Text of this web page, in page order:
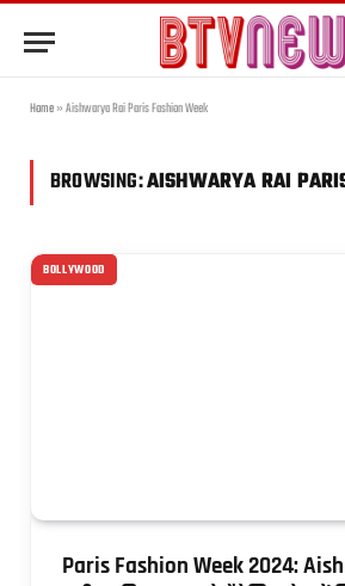
Home»Aishwarya Rai Paris Fashion Week
BROWSING:AISHWARYA RAI
BOLLYWOOD
Paris Fashion Week 2024: Aish